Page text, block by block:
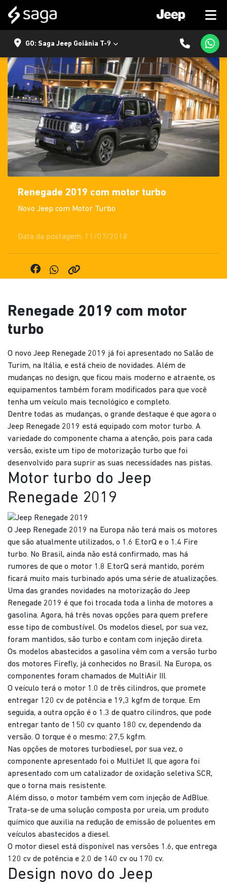
GO: Saga Jeep Goiânia T-9
Renegade 2019 com motor turbo
Novo Jeep com Motor Turbo
Data da postagem: 11/07/2018
Renegade 2019 com motor
turbo
O novo Jeep Renegade 2019 já foi apresentado no Salão de
Turim, na Itália, e está cheio de novidades. Além de
mudanças no design, que ficou mais moderno e atraente, os
equipamentos também foram modificados para que você
tenha um veículo mais tecnológico e completo.
Dentre todas as mudanças, o grande destaque é que agora o
Jeep Renegade 2019 está equipado com motor turbo. A
variedade do componente chama a atenção, pois para cada
versão, existe um tipo de motorização turbo que foi
desenvolvido para suprir as suas necessidades nas pistas.
Motor turbo do Jeep
Renegade 2019
O Jeep Renegade 2019 na Europa não terá mais os motores
que são atualmente utilizados, o 1.6 E.torQ e o 1.4 Fire
turbo. No Brasil, ainda não está confirmado, mas há
rumores de que o motor 1.8 E.torQ será mantido, porém
ficará muito mais turbinado após uma série de atualizações.
Uma das grandes novidades na motorização do Jeep
Renegade 2019 é que foi trocada toda a linha de motores a
gasolina. Agora, há três novas opções para quem prefere
esse tipo de combustível. Os modelos diesel, por sua vez,
foram mantidos, são turbo e contam com injeção direta.
Os modelos abastecidos a gasolina vêm com a versão turbo
dos motores Firefly, já conhecidos no Brasil. Na Europa, os
componentes foram chamados de MultiAir III.
O veículo terá o motor 1.0 de três cilindros, que promete
entregar 120 cv de potência e 19,3 kgfm de torque. Em
seguida, a outra opção é o 1.3 de quatro cilindros, que pode
entregar tanto de 150 cv quanto 180 cv, dependendo da
versão. O torque é o mesmo: 27,5 kgfm.
Nas opções de motores turbodiesel, por sua vez, o
componente apresentado foi o MultiJet II, que agora foi
apresentado com um catalizador de oxidação seletiva SCR,
que o torna mais resistente.
Além disso, o motor também vem com injeção de AdBlue.
Trata-se de uma solução composta por ureia, um produto
químico que auxilia na redução de emissão de poluentes em
veículos abastecidos a diesel.
O motor diesel está disponível nas versões 1.6, que entrega
120 cv de potência e 2.0 de 140 cv ou 170 cv.
Design novo do Jeep